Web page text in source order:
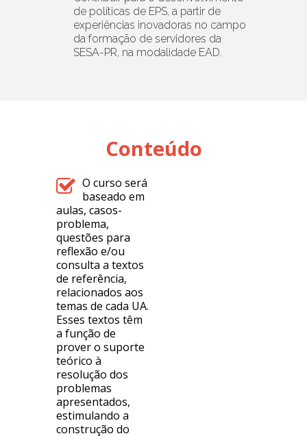
de políticas de EPS, a partir de
experiências inovadoras no campo
da formação de servidores da
SESA-PR, na modalidade EAD.
Conteúdo
O curso será
baseado em
aulas, casos-
problema,
questões para
reflexão e/ou
consulta a textos
de referência,
relacionados aos
temas de cada UA.
Esses textos têm
a função de
prover o suporte
teórico à
resolução dos
problemas
apresentados,
estimulando a
construção do